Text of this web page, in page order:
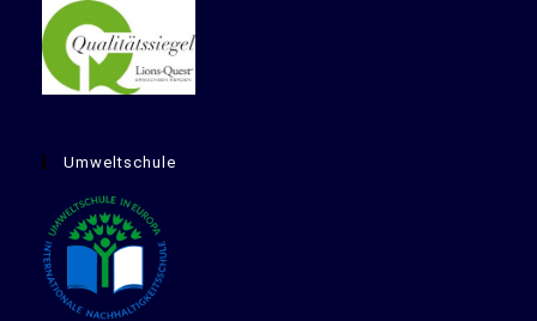
Umweltschule